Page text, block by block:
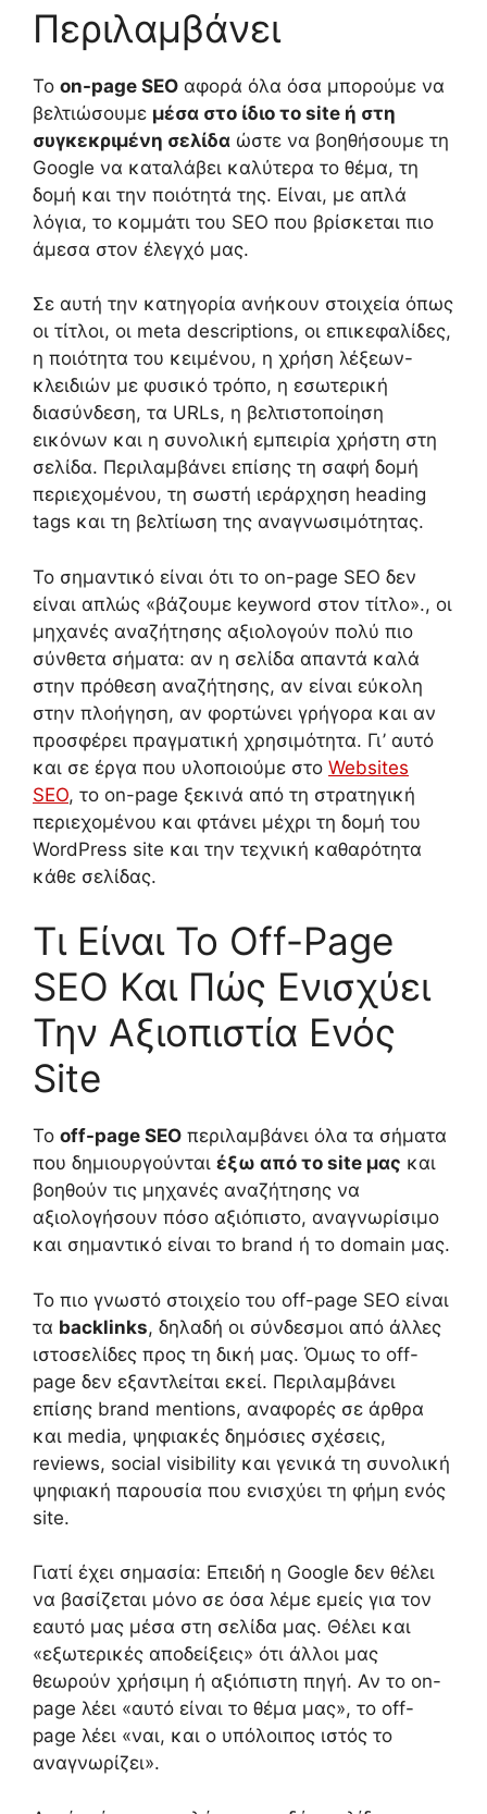
Περιλαμβάνει
Το on-page SEO αφορά όλα όσα μπορούμε να
βελτιώσουμε μέσα στο ίδιο το site ή στη
συγκεκριμένη σελίδα ώστε να βοηθήσουμε τη
Google να καταλάβει καλύτερα το θέμα, τη
δομή και την ποιότητά της. Είναι, με απλά
λόγια, το κομμάτι του SEO που βρίσκεται πιο
άμεσα στον έλεγχό μας.
Σε αυτή την κατηγορία ανήκουν στοιχεία όπως
οι τίτλοι, οι meta descriptions, οι επικεφαλίδες,
η ποιότητα του κειμένου, η χρήση λέξεων-
κλειδιών με φυσικό τρόπο, η εσωτερική
διασύνδεση, τα URLs, η βελτιστοποίηση
εικόνων και η συνολική εμπειρία χρήστη στη
σελίδα. Περιλαμβάνει επίσης τη σαφή δομή
περιεχομένου, τη σωστή ιεράρχηση heading
tags και τη βελτίωση της αναγνωσιμότητας.
Το σημαντικό είναι ότι το on-page SEO δεν
είναι απλώς «βάζουμε keyword στον τίτλο»., οι
μηχανές αναζήτησης αξιολογούν πολύ πιο
σύνθετα σήματα: αν η σελίδα απαντά καλά
στην πρόθεση αναζήτησης, αν είναι εύκολη
στην πλοήγηση, αν φορτώνει γρήγορα και αν
προσφέρει πραγματική χρησιμότητα. Γι’ αυτό
και σε έργα που υλοποιούμε στο Websites
SEO, το on-page ξεκινά από τη στρατηγική
περιεχομένου και φτάνει μέχρι τη δομή του
WordPress site και την τεχνική καθαρότητα
κάθε σελίδας.
Τι Είναι Το Off-Page
SEO Και Πώς Ενισχύει
Την Αξιοπιστία Ενός
Site
Το off-page SEO περιλαμβάνει όλα τα σήματα
που δημιουργούνται έξω από το site μας και
βοηθούν τις μηχανές αναζήτησης να
αξιολογήσουν πόσο αξιόπιστο, αναγνωρίσιμο
και σημαντικό είναι το brand ή το domain μας.
Το πιο γνωστό στοιχείο του off-page SEO είναι
τα backlinks, δηλαδή οι σύνδεσμοι από άλλες
ιστοσελίδες προς τη δική μας. Όμως το off-
page δεν εξαντλείται εκεί. Περιλαμβάνει
επίσης brand mentions, αναφορές σε άρθρα
και media, ψηφιακές δημόσιες σχέσεις,
reviews, social visibility και γενικά τη συνολική
ψηφιακή παρουσία που ενισχύει τη φήμη ενός
site.
Γιατί έχει σημασία: Επειδή η Google δεν θέλει
να βασίζεται μόνο σε όσα λέμε εμείς για τον
εαυτό μας μέσα στη σελίδα μας. Θέλει και
«εξωτερικές αποδείξεις» ότι άλλοι μας
θεωρούν χρήσιμη ή αξιόπιστη πηγή. Αν το on-
page λέει «αυτό είναι το θέμα μας», το off-
page λέει «ναι, και ο υπόλοιπος ιστός το
αναγνωρίζει».